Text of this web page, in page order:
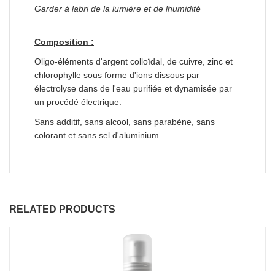
Garder à labri de la lumière et de lhumidité
Composition :
Oligo-éléments d'argent colloïdal, de cuivre, zinc et
chlorophylle sous forme d'ions dissous par
électrolyse dans de l'eau purifiée et dynamisée par
un procédé électrique.
Sans additif, sans alcool, sans parabène, sans
colorant et sans sel d'aluminium
RELATED PRODUCTS